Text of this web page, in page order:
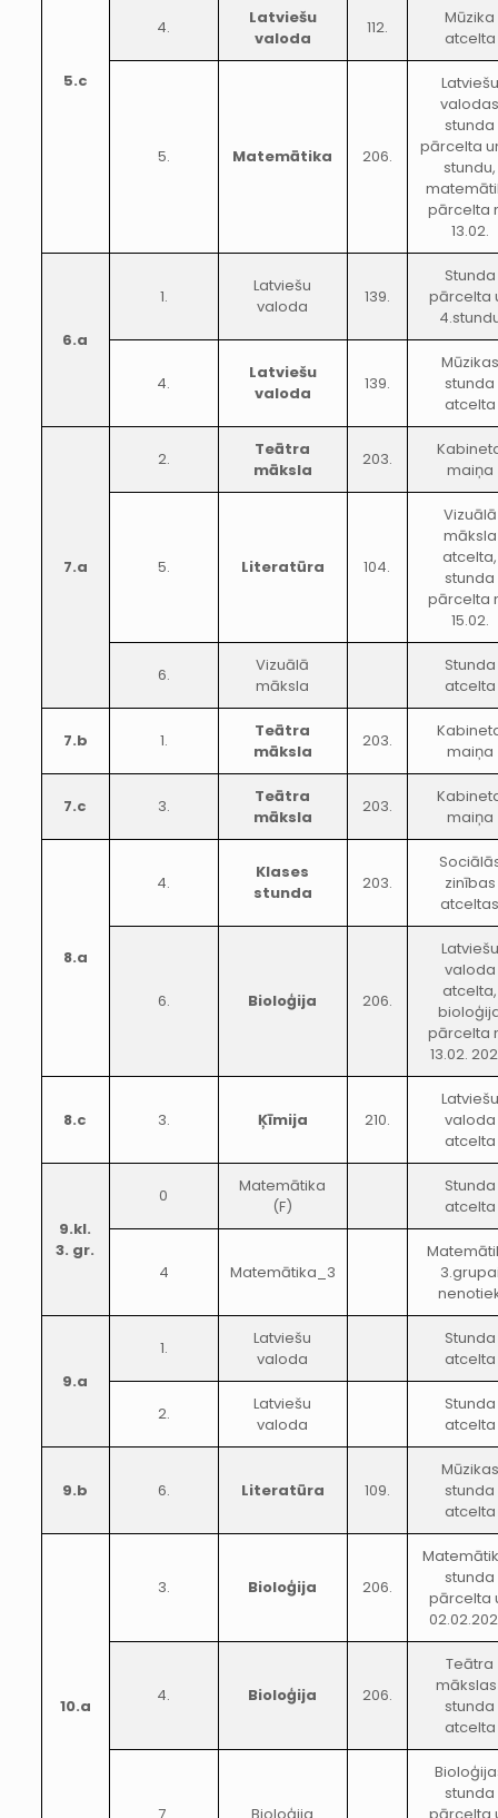
5.c
4.
Latviešu
valoda
112.
Mūzika
atcelta
5. Matemātika 206.
Latviešu
stunda
pārcelta
stundu,
pārcelta
13.02.
6.a
1.
Latviešu
valoda
139.
Stunda
pārcelta
4.
Latviešu
valoda
139.
Mūzikas
stunda
atcelta
7.a
2.
Teātra
māksla
203.
maiņa
5. Literatūra 104.
Vizuālā
māksla
atcelta,
stunda
pārcelta
15.02.
6.
Vizuālā
māksla
Stunda
atcelta
7.b 1.
Teātra
māksla
203.
maiņa
7.c 3.
Teātra
māksla
203.
maiņa
8.a
4.
Klases
stunda
203.
zinības
6. Bioloģija 206.
Latviešu
valoda
atcelta,
pārcelta
13.02.
8.c 3. Ķīmija 210.
Latviešu
valoda
atcelta
9.kl.
3. gr.
0
Matemātika
(F)
Stunda
atcelta
4 Matemātika_3
9.a
1.
Latviešu
valoda
Stunda
atcelta
2.
Latviešu
valoda
Stunda
atcelta
9.b 6. Literatūra 109.
Mūzikas
stunda
atcelta
10.a
3. Bioloģija 206.
stunda
pārcelta
4. Bioloģija 206.
Teātra
stunda
atcelta
stunda